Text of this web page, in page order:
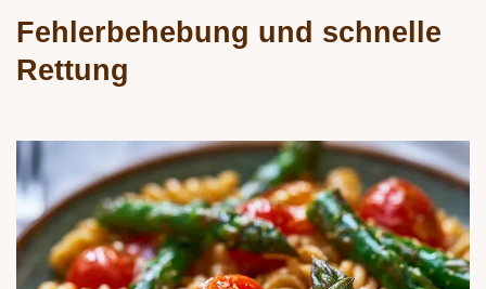
Fehlerbehebung und schnelle
Rettung